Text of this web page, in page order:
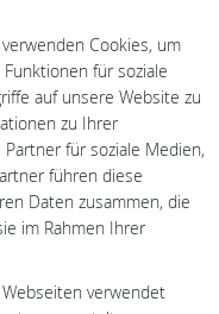
Cookies, um
für soziale
auf unsere Website zu
zu Ihrer
für soziale Medien,
führen diese
Daten zusammen, die
im Rahmen Ihrer
verwendet